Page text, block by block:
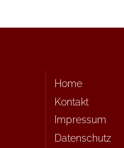
Home
Kontakt
Impressum
Datenschutz